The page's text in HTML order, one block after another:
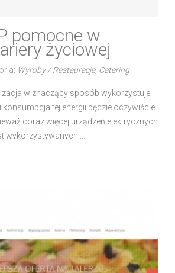
pomocne w
życiowej
Wyroby / Restauracje, Catering
w znaczący sposób wykorzystuje
konsumpcja tej energii będzie oczywiście
coraz więcej urządzeń elektrycznych
wykorzystywanych....